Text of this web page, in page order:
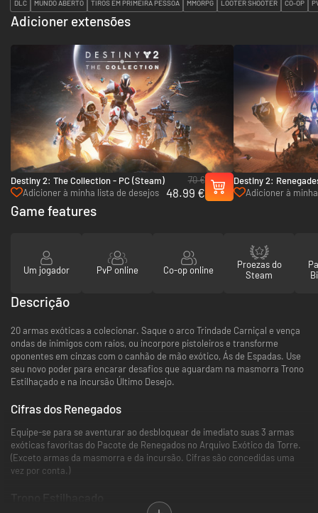
DLC MUNDO ABERTO TIROS EM PRIMEIRA PESSOA MMORPG LOOTER SHOOTER CO-OP
Adicioner extensões
Destiny 2: The Collection - PC (Steam)
Adicioner à minha lista de desejos
70 €
48.99 €
Destiny 2:
Adicioner à
Game features
Um jogador PvP online Co-op online
Proezas do
Steam
Descrição
20 armas exóticas a colecionar. Saque o arco Trindade Carniçal e vença
ondas de inimigos com raios, ou incorpore pistoleiros e transforme
oponentes em cinzas com o canhão de mão exótico, Ás de Espadas. Use
seu novo poder para encarar desafios que aguardam na masmorra Trono
Estilhaçado e na incursão Último Desejo.
Cifras dos Renegados
Equipe-se para se aventurar ao desbloquear de imediato suas 3 armas
exóticas favoritas do Pacote de Renegados no Arquivo Exótico da Torre.
(Exceto armas da masmorra e da incursão. Cifras são concedidas uma
vez por conta.)